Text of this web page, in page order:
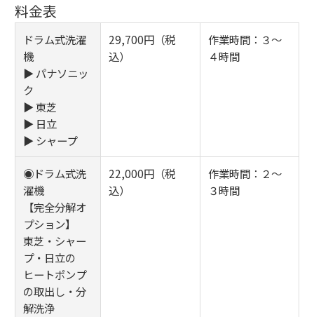
料金表
ドラム式洗濯
機
▶ パナソニッ
ク
▶ 東芝
▶ 日立
▶ シャープ
29,700円（税
込）
作業時間：３～
４時間
◉ドラム式洗
濯機
【完全分解オ
プション】
東芝・シャー
プ・日立の
ヒートポンプ
の取出し・分
解洗浄
22,000円（税
込）
作業時間：２～
３時間